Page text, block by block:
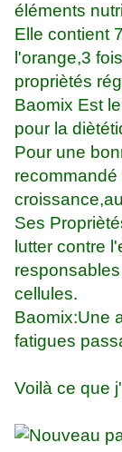
éléments
Elle contient
l'orange,3
propriètés
Baomix Est
pour la
Pour une
Ses
lutter contre
cellules.
Baomix:Une
fatigues
Voilà ce que